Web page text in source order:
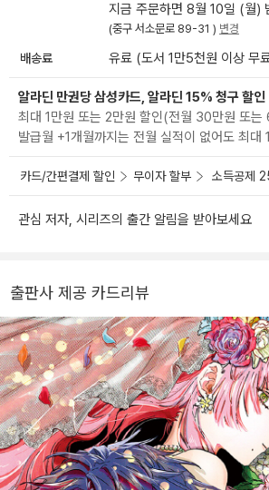
지금 주문하면 8월 10일 (월)
(중구 서소문로 89-31 ) 변경
배송료 유료 (도서 1만5천원 이상 무
알라딘 만권당 삼성카드, 알라딘 15% 청구 할인
최대 1만원 또는 2만원 할인(전월 30만원 또
발급월 +1개월까지는 전월 실적이 없어도 최대
카드/간편결제 할인 무이자 할부 소득공제
관심 저자, 시리즈의 출간 알림을 받아보세요
출판사 제공 카드리뷰